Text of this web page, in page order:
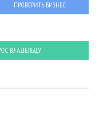
ПРОВЕРИТЬ БИЗНЕС
ВЛАДЕЛЬЦУ